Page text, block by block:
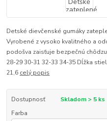
Detské dievčenské gumáky
Vyrobené z vysoko kvalitného a
podošva zaisťuje bezpečnú
28-29 30-31 32-33 34-35 Dĺžka
21,6 celý popis
Dostupnosť
Skladom > 5 ks
Farba